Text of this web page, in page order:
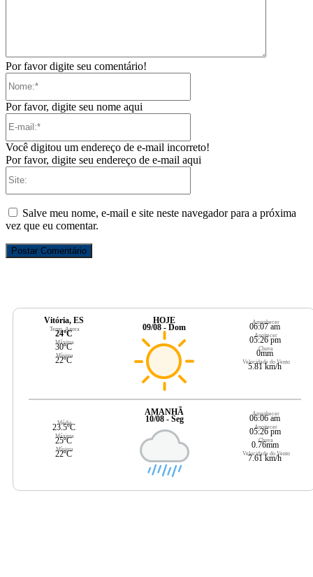
Por favor digite seu comentário!
Por favor, digite seu nome aqui
Você digitou um endereço de e-mail incorreto!
Por favor, digite seu endereço de e-mail aqui
Salve meu nome, e-mail e site neste navegador para a próxima
vez que eu comentar.
Vitória, ES
Temp. Agora
24ºC
Máxima
30ºC
Mínima
22ºC
HOJE
09/08 - Dom
Amanhecer
06:07 am
Anoitecer
05:26 pm
Chuva
0mm
Velocidade do Vento
5.81 km/h
Média
23.5ºC
Máxima
25ºC
Mínima
22ºC
AMANHÃ
10/08 - Seg
Amanhecer
06:06 am
Anoitecer
05:26 pm
Chuva
0.76mm
Velocidade do Vento
7.61 km/h